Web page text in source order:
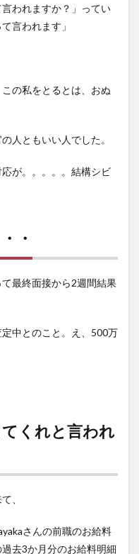
われますか？」ってい
言われます」
の私をとるとは、おぬ
人ともいい人でした。
が。。。。。結構シビ
・
最終面接から2週間結果
中とのこと。え、500万
くれと言われ
、
さんの前職のお給料
去3か月分のお給料明細